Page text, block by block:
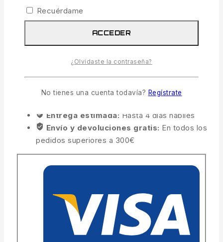
COMPARTIR
personas están viendo esto ahora mismo
Entrega estimada: Hasta 4 días hábiles
Envío y devoluciones gratis: En todos los
pedidos superiores a 300€
Recuérdame
ACCEDER
¿Olvidaste la contraseña?
No tienes una cuenta todavía? Regístrate